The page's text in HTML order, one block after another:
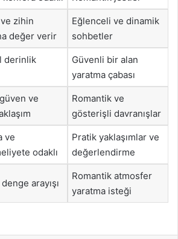
zihin
değer verir
Eğlenceli ve dinamik
sohbetler
derinlik
Güvenli bir alan
yaratma çabası
ve
Romantik ve
gösterişli davranışlar
ve
odaklı
Pratik yaklaşımlar ve
değerlendirme
arayışı
Romantik atmosfer
yaratma isteği